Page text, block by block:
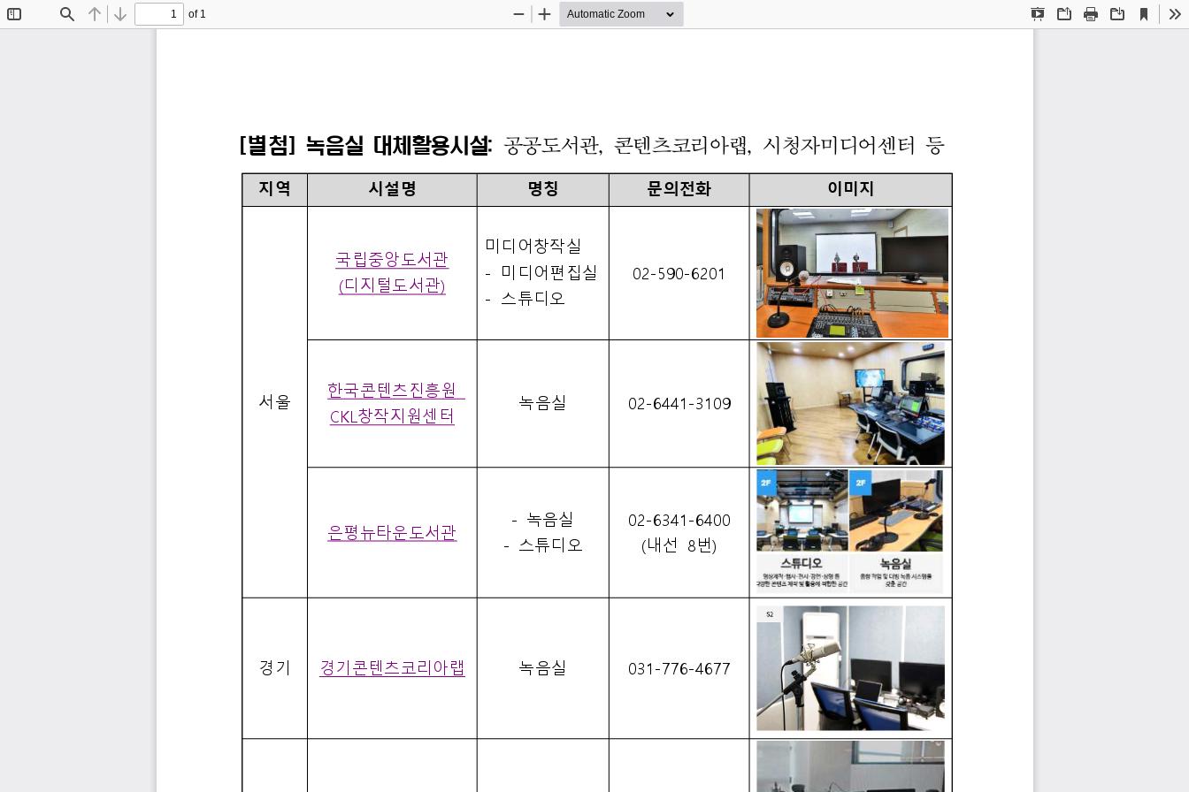
Find Previous
Next
of 1
Presentation
OpenPrint Download
Current
View
Zoom
Zoom
[별첨] 녹음실 대체활용시설: 공공도서관, 콘텐츠코리아랩, 시청자미디어센터 등
지역 시설명 명칭 문의전화 이미지
서울
국립중앙도서관
(디지털도서관)
미디어창작실
-
미디어편집실
-
스튜디오
02-590-6201
한국콘텐츠진흥원
CKL창작지원센터
녹음실 02-6441-3109
은평뉴타운도서관
- 녹음실
- 스튜디오
02-6341-6400
(내선 8번)
경기 경기콘텐츠코리아랩 녹음실 031-776-4677